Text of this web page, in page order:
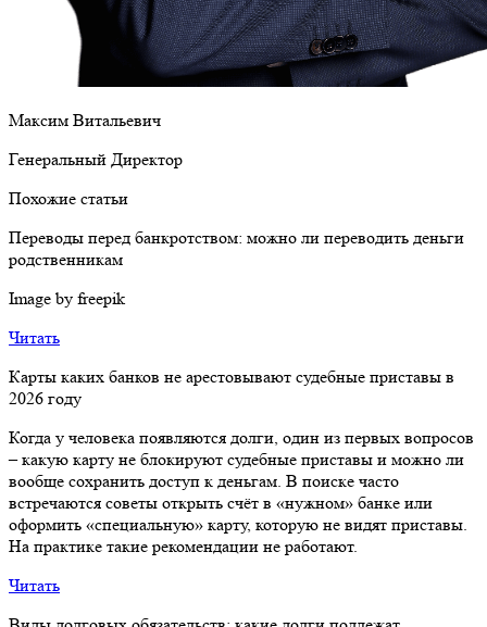
Максим Витальевич
Генеральный Директор
Похожие статьи
Переводы перед банкротством: можно ли переводить деньги
родственникам
Image by freepik
Читать
Карты каких банков не арестовывают судебные приставы в
2026 году
Когда у человека появляются долги, один из первых вопросов
– какую карту не блокируют судебные приставы и можно ли
вообще сохранить доступ к деньгам. В поиске часто
встречаются советы открыть счёт в «нужном» банке или
оформить «специальную» карту, которую не видят приставы.
На практике такие рекомендации не работают.
Читать